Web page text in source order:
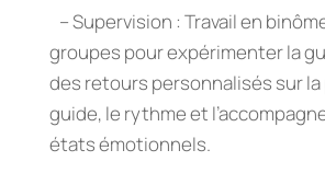
– Supervision : Travail en
groupes pour expérimenter la
des retours personnalisés sur
guide, le rythme et
états émotionnels.